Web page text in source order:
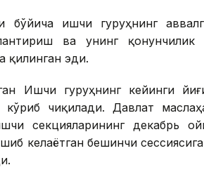
бўйича ишчи гуруҳнинг
ва унинг
қилинган эди.
Ишчи гуруҳнинг кейинги
кўриб чиқилади. Давлат
секцияларининг декабрь
келаётган бешинчи